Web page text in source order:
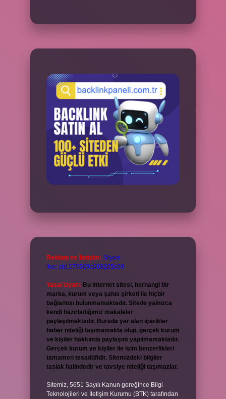
Reklam ve İletişim: Skype:
live:.cid.575569c608265c69
Yasal Uyarı: Bu internet sitesi, herhangi bir
marka, kurum veya şahıs şirketi ile hiçbir
bağlantısı bulunmamaktadır. Sitede yalnızca
kendi hazırladığımız makaleler
paylaşılmaktadır. Burada yer alan içerikler
haber niteliği taşımamakta olup, gerçek kurum
ve kişiler hakkında paylaşım yapılmamaktadır.
Gerçek kurum ve kişiler ile isim benzerlikleri
tamamen tesadüfidir. Sitemizdeki bilgiler
taslak halindedir ve tavsiye niteliği taşımazlar.
Sitemiz, 5651 Sayılı Kanun gereğince Bilgi
Teknolojileri ve İletişim Kurumu (BTK) tarafından